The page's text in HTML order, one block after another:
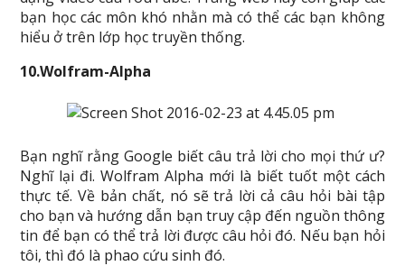
bạn học các môn khó nhằn mà có thể các bạn không
hiểu ở trên lớp học truyền thống.
10.Wolfram-Alpha
Bạn nghĩ rằng Google biết câu trả lời cho mọi thứ ư?
Nghĩ lại đi. Wolfram Alpha mới là biết tuốt một cách
thực tế. Về bản chất, nó sẽ trả lời cả câu hỏi bài tập
cho bạn và hướng dẫn bạn truy cập đến nguồn thông
tin để bạn có thể trả lời được câu hỏi đó. Nếu bạn hỏi
tôi, thì đó là phao cứu sinh đó.